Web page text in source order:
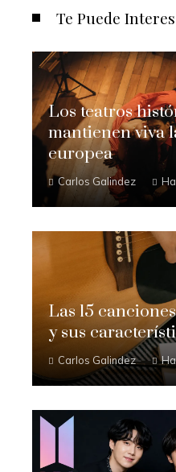
Te Puede
Los teatros
mantienen viva
europea
Carlos Galindez
Las 15
y sus
Carlos Galindez